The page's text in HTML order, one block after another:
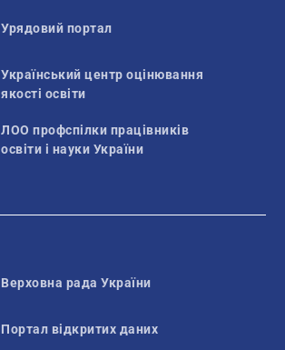
Урядовий портал
Український центр оцінювання
якості освіти
ЛОО профспілки працівників
освіти і науки України
Верховна рада України
Портал відкритих даних